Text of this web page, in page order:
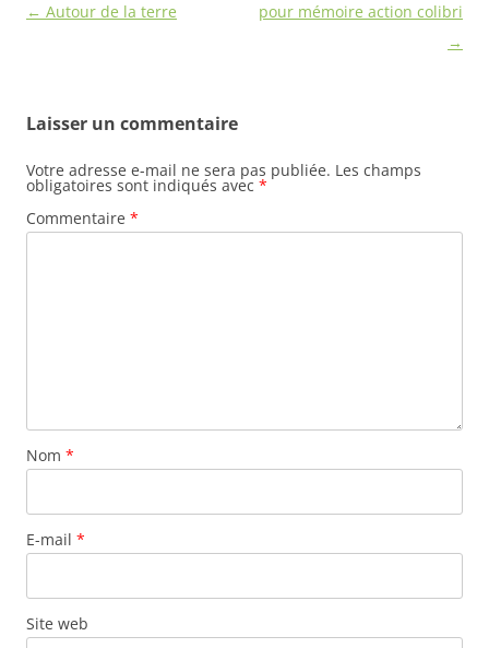
Navigation
← Autour de la terre
pour mémoire action colibri
→
Laisser un commentaire
Votre adresse e-mail ne sera pas publiée. Les champs
obligatoires sont indiqués avec *
Commentaire *
Nom *
E-mail *
Site web